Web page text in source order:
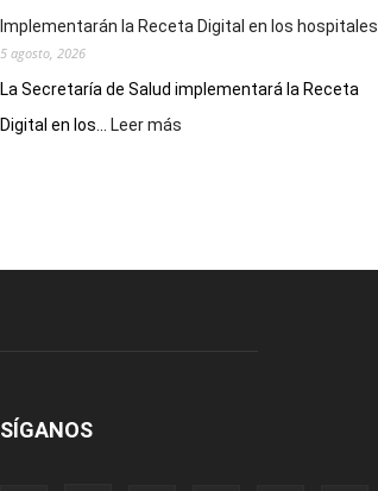
Implementarán la Receta Digital en los hospitales
5 agosto, 2026
La Secretaría de Salud implementará la Receta
Digital en los...
Leer más
los
SÍGANOS